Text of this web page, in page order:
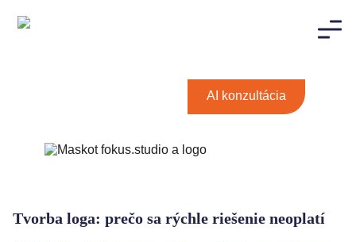
AI konzultácia
Tvorba loga: prečo sa rýchle riešenie neoplatí